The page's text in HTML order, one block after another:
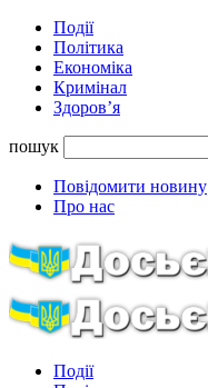
Події
Політика
Економіка
Кримінал
Здоров’я
пошук
Повідомити новину
Про нас
Події